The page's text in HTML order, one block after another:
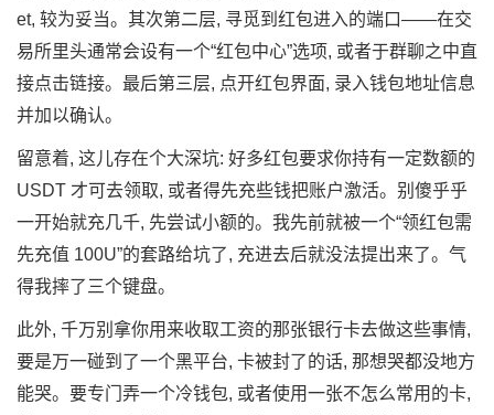
et, 较为妥当。其次第二层, 寻觅到红包进入的端口——在交
易所里头通常会设有一个“红包中心”选项, 或者于群聊之中直
接点击链接。最后第三层, 点开红包界面, 录入钱包地址信息
并加以确认。
留意着, 这儿存在个大深坑: 好多红包要求你持有一定数额的
USDT 才可去领取, 或者得先充些钱把账户激活。别傻乎乎
一开始就充几千, 先尝试小额的。我先前就被一个“领红包需
先充值 100U”的套路给坑了, 充进去后就没法提出来了。气
得我摔了三个键盘。
此外, 千万别拿你用来收取工资的那张银行卡去做这些事情,
要是万一碰到了一个黑平台, 卡被封了的话, 那想哭都没地方
能哭。要专门弄一个冷钱包, 或者使用一张不怎么常用的卡,